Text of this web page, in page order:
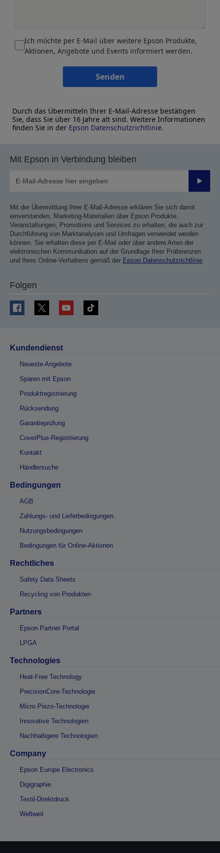
Ich möchte per E-Mail über weitere Epson Produkte,
Aktionen, Angebote und Events informiert werden.
Senden
Durch das Übermitteln Ihrer E-Mail-Adresse bestätigen
Sie, dass Sie über 16 Jahre alt sind. Weitere Informationen
finden Sie in der Epson Datenschutzrichtlinie.
Mit Epson in Verbindung bleiben
Mit der Übermittlung Ihrer E-Mail-Adresse erklären Sie sich damit
einverstanden, Marketing-Materialien über Epson Produkte,
Veranstaltungen, Promotions und Services zu erhalten, die auch zur
Durchführung von Marktanalysen und Umfragen verwendet werden
können. Sie erhalten diese per E-Mail oder über andere Arten der
elektronischen Kommunikation auf der Grundlage Ihrer Präferenzen
und Ihres Online-Verhaltens gemäß der Epson Datenschutzrichtlinie.
Folgen
Kundendienst
Neueste Angebote
Sparen mit Epson
Produktregistrierung
Rücksendung
Garantieprüfung
CoverPlus-Registrierung
Kontakt
Händlersuche
Bedingungen
AGB
Zahlungs- und Lieferbedingungen
Nutzungsbedingungen
Bedingungen für Online-Aktionen
Rechtliches
Safety Data Sheets
Recycling von Produkten
Partners
Epson Partner Portal
LPGA
Technologies
Heat-Free Technology
PrecisionCore-Technologie
Micro Piezo-Technologie
Innovative Technologien
Nachhaltigere Technologien
Company
Epson Europe Electronics
Digigraphie
Textil-Direktdruck
Weltweit